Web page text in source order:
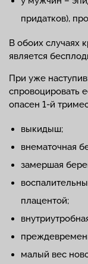
придатков),
В обоих случаях
является
При уже
спровоцировать
опасен 1-й
выкидыш;
внематочная
замершая
плацентой;
малый вес